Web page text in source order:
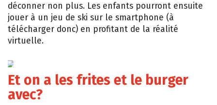
déconner non plus. Les enfants pourront ensuite
jouer à un jeu de ski sur le smartphone (à
télécharger donc) en profitant de la réalité
virtuelle.
McDonald’s
Et on a les frites et le burger
avec?